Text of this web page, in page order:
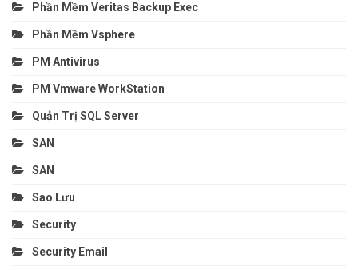
Phần Mềm Veritas Backup Exec
Phần Mềm Vsphere
PM Antivirus
PM Vmware WorkStation
Quản Trị SQL Server
SAN
SAN
Sao Lưu
Security
Security Email